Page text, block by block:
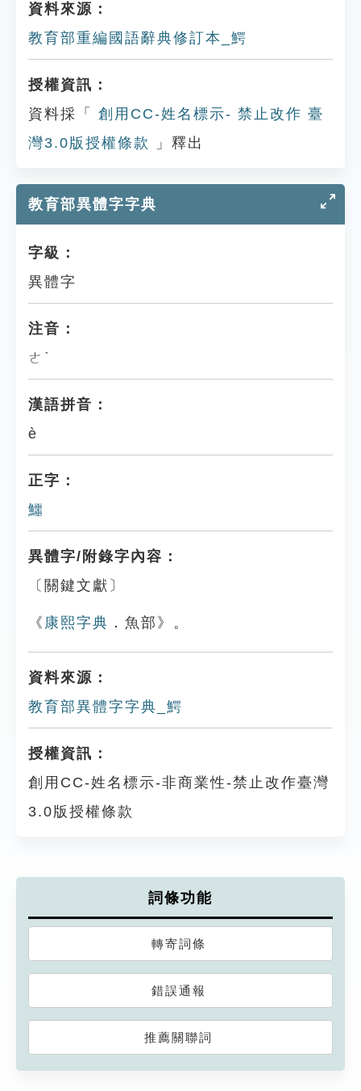
資料來源：
教育部重編國語辭典修訂本_鰐
授權資訊：
資料採「
創用CC-姓名標示- 禁止改作 臺
灣3.0版授權條款
」釋出
教育部異體字字典
字級：
異體字
注音：
ㄜˋ
漢語拼音：
è
正字：
鱷
異體字/附錄字內容：
〔關鍵文獻〕
《 康熙字典 ．魚部》。
資料來源：
教育部異體字字典_鰐
授權資訊：
創用CC-姓名標示-非商業性-禁止改作臺灣
3.0版授權條款
詞條功能
轉寄詞條
錯誤通報
推薦關聯詞